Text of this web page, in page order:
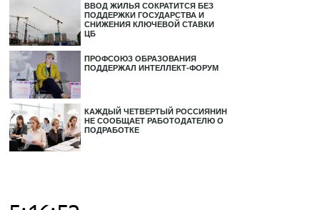
ВВОД ЖИЛЬЯ СОКРАТИТСЯ БЕЗ
ПОДДЕРЖКИ ГОСУДАРСТВА И
СНИЖЕНИЯ КЛЮЧЕВОЙ СТАВКИ
ЦБ
ПРОФСОЮЗ ОБРАЗОВАНИЯ
ПОДДЕРЖАЛ ИНТЕЛЛЕКТ-ФОРУМ
КАЖДЫЙ ЧЕТВЕРТЫЙ РОССИЯНИН
НЕ СООБЩАЕТ РАБОТОДАТЕЛЮ О
ПОДРАБОТКЕ